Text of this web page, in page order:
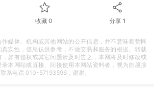
收藏0 分享 1
媒体、机构或其他网站的公开信息，并不意味着赞同
实性，信息仅供参考，不做交易和服务的根据。转载
如有侵权或其它问题请及时告之，本网将及时修改或
本网站或直接、间接使用本网站资料者，视为自愿接
系电话 010-57193596，谢谢。